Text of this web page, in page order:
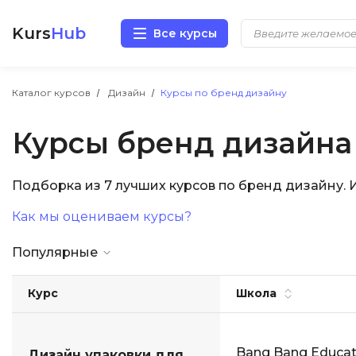
KursHub Все курсы
Каталог курсов Дизайн Курсы по бренд дизайну
Курсы бренд дизайна
Подборка из 7 лучших курсов по бренд
Как мы оцениваем курсы?
Популярные
Курс Школа
Bang Bang
Разработка
Маркетинг
Аналитика
Иностранные языки